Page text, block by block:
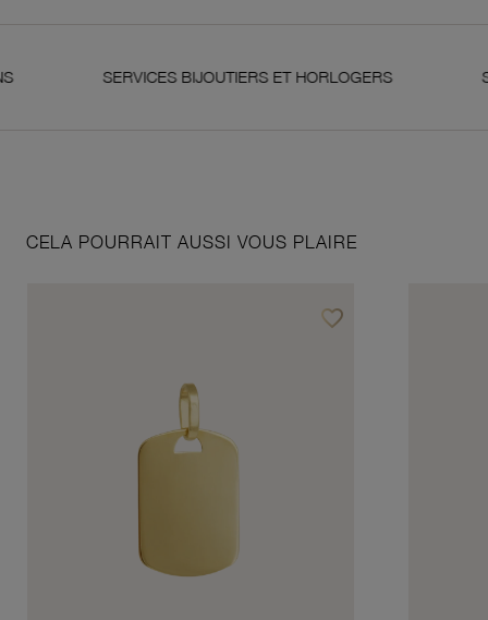
SERVICES BIJOUTIERS ET HORLOGERS
CELA POURRAIT AUSSI VOUS PLAIRE
favorite_borderAjouter à vos favoris